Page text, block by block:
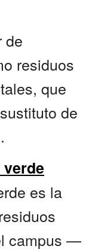
de
residuos
que
de
es la
campus —